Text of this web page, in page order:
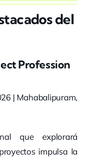
del
Profession
| Mahabalipuram,
que explorará
impulsa la